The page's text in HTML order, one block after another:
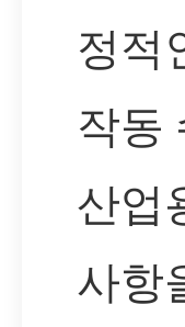
정적
작동
산업
사항